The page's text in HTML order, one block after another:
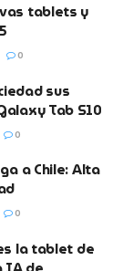
tablets y
0
sus
Tab S10
0
a Chile: Alta
0
la tablet de